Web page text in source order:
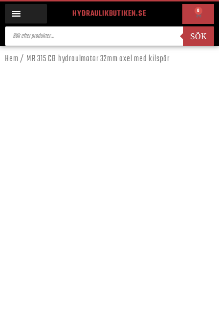
HYDRAULIKBUTIKEN.SE 0
SÖK
Hem/ MR 315 CB hydraulmotor 32mm axel med kilspår